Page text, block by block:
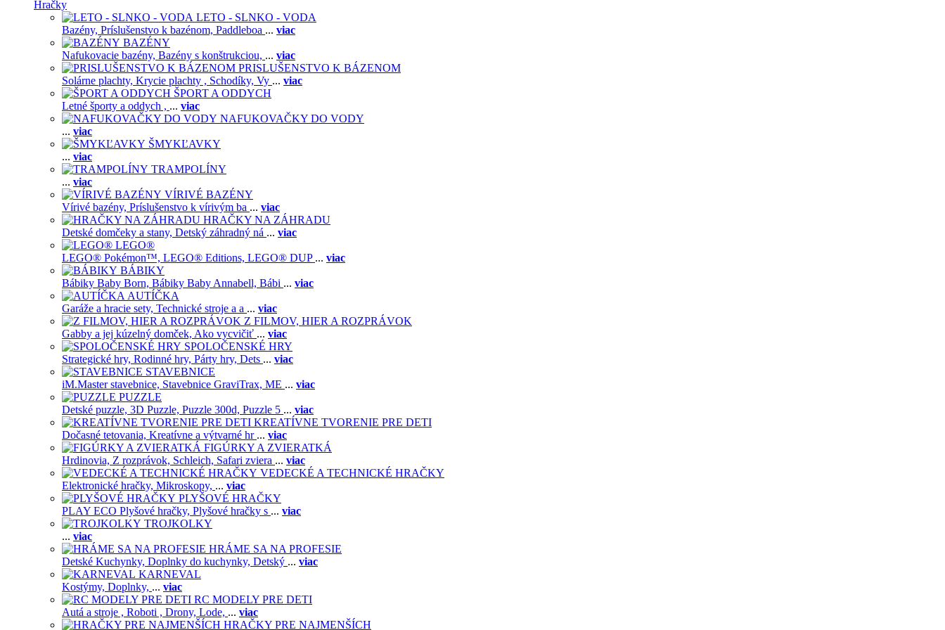
Hračky
LETO - SLNKO - VODA
Bazény, Príslušenstvo k bazénom, Paddleboa ... viac
BAZÉNY
Nafukovacie bazény, Bazény s konštrukciou, ... viac
PRISLUŠENSTVO K BÁZENOM
Solárne plachty, Krycie plachty , Schodíky, Vy ... viac
ŠPORT A ODDYCH
Letné športy a oddych , ... viac
NAFUKOVAČKY DO VODY
... viac
ŠMYKĽAVKY
... viac
TRAMPOLÍNY
... viac
VÍRIVÉ BAZÉNY
Vírivé bazény, Príslušenstvo k vírivým ba ... viac
HRAČKY NA ZÁHRADU
Detské domčeky a stany, Detský záhradný ná ... viac
LEGO®
LEGO® Pokémon™, LEGO® Editions, LEGO® DUP ... viac
BÁBIKY
Bábiky Baby Born, Bábiky Baby Annabell, Bábi ... viac
AUTÍČKA
Garáže a hracie sety, Technické stroje a a ... viac
Z FILMOV, HIER A ROZPRÁVOK
Gabby a jej kúzelný domček, Ako vycvičiť ... viac
SPOLOČENSKÉ HRY
Strategické hry, Rodinné hry, Párty hry, Dets ... viac
STAVEBNICE
iM.Master stavebnice, Stavebnice GraviTrax, ME ... viac
PUZZLE
Detské puzzle, 3D Puzzle, Puzzle 300d, Puzzle 5 ... viac
KREATÍVNE TVORENIE PRE DETI
Dočasné tetovania, Kreatívne a výtvarné hr ... viac
FIGÚRKY A ZVIERATKÁ
Hrdinovia, Z rozprávok, Schleich, Safari zviera ... viac
VEDECKÉ A TECHNICKÉ HRAČKY
Elektronické hračky, Mikroskopy, ... viac
PLYŠOVÉ HRAČKY
PLAY ECO Plyšové hračky, Plyšové hračky s ... viac
TROJKOLKY
... viac
HRÁME SA NA PROFESIE
Detské Kuchynky, Doplnky do kuchynky, Detský ... viac
KARNEVAL
Kostýmy, Doplnky, ... viac
RC MODELY PRE DETI
Autá a stroje , Roboti , Drony, Lode, ... viac
HRAČKY PRE NAJMENŠÍCH